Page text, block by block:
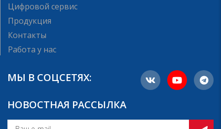
Цифровой сервис
Продукция
Контакты
Работа у нас
МЫ В СОЦСЕТЯХ:
НОВОСТНАЯ РАССЫЛКА